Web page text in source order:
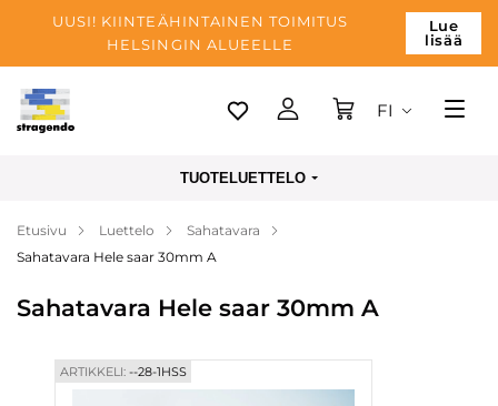
UUSI! KIINTEÄHINTAINEN TOIMITUS
HELSINGIN ALUEELLE
Lue
lisää
Tallinn
Maksu
Blogi
Yhteystiedot
FI
TUOTELUETTELO
Etusivu Luettelo
Sahatavara
Sahatavara Hele saar 30mm A
Sahatavara Hele saar 30mm A
ARTIKKELI:--28-1HSS